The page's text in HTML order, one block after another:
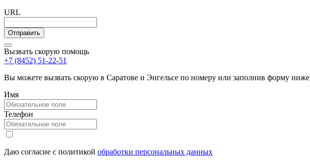
URL
Вызвать скорую помощь
+7 (8452) 51-22-51
Вы можете вызвать скорую в Саратове и Энгельсе по номеру или заполнив форму ниже
Имя
Телефон
Даю согласие с политикой обработки персональных данных